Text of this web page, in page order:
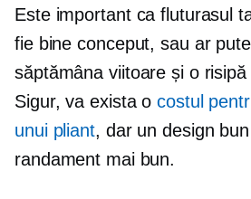
Este important ca fluturasul
fie bine conceput, sau ar
săptămâna viitoare și o
Sigur, va exista ocostul
unui pliant, dar un design
randament mai bun.